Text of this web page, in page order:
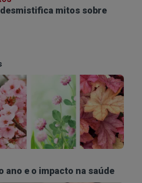
mitos sobre
ano e o impacto na saúde